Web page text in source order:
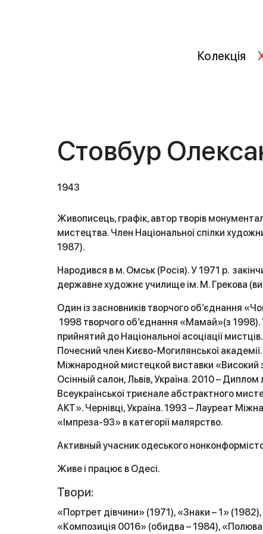
Колекція
Стовбур
1943
Живописець, графік, автор творів
мистецтва. Член Національної спілки
1987).
Народився в м. Омськ (Росія). У 1971 р.
державне художнє училище ім. М. Грекова
Один із засновників творчого об’єднання
1998 творчого об’єднання «Мамай»(з 1998).
прийнятий до Національної асоціації
Почесний член Києво-Могилянської
Міжнародной мистецкой виставки «Високий
Осінньій салон, Львів, Україна. 2010 – Диплом
Всеукраїнської триєнале абстрактного
АКТ». Чернівці, Україна. 1993 – Лауреат
«Імпреза-93» в категорії малярство.
Активный учасник одеського
Живе і працює в Одесі.
Твори:
«Портрет дівчини» (1971), «Знаки – 1»
«Композиція 0016» (обидва – 1984),